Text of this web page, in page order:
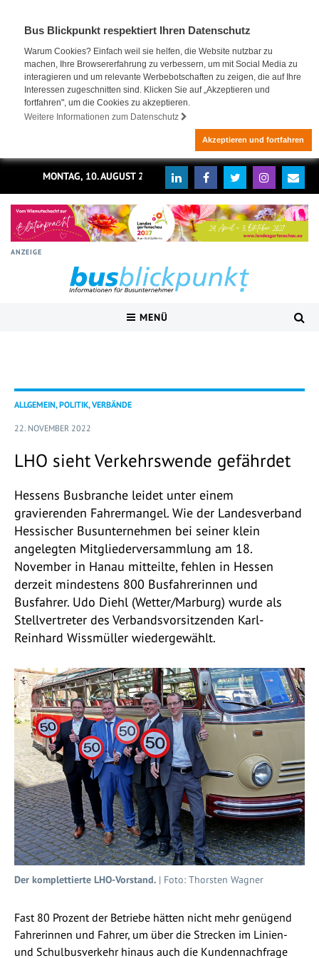
Bus Blickpunkt respektiert Ihren Datenschutz
Warum Cookies? Einfach weil sie helfen, die Website nutzbar zu
machen, Ihre Browsererfahrung zu verbessern, um mit Social Media zu
interagieren und um relevante Werbebotschaften zu zeigen, die auf Ihre
Interessen zugeschnitten sind. Klicken Sie auf „Akzeptieren und
fortfahren", um die Cookies zu akzeptieren.
Weitere Informationen zum Datenschutz
Akzeptieren und fortfahren
MONTAG, 10. AUGUST 2026
ANZEIGE
MENÜ
ALLGEMEIN, POLITIK, VERBÄNDE
22. NOVEMBER 2022
LHO sieht Verkehrswende gefährdet
Hessens Busbranche leidet unter einem
gravierenden Fahrermangel. Wie der Landesverband
Hessischer Busunternehmen bei seiner klein
angelegten Mitgliederversammlung am 18.
November in Hanau mitteilte, fehlen in Hessen
derzeit mindestens 800 Busfahrerinnen und
Busfahrer. Udo Diehl (Wetter/Marburg) wurde als
Stellvertreter des Verbandsvorsitzenden Karl-
Reinhard Wissmüller wiedergewählt.
Der komplettierte LHO-Vorstand. | Foto: Thorsten Wagner
Fast 80 Prozent der Betriebe hätten nicht mehr genügend
Fahrerinnen und Fahrer, um über die Strecken im Linien-
und Schulbusverkehr hinaus auch die Kundennachfrage